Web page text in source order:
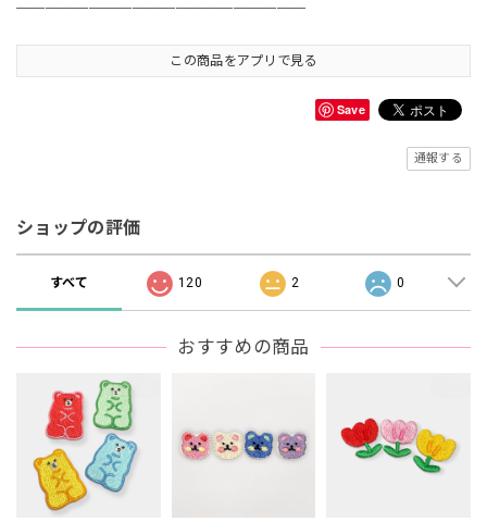
この商品をアプリで見る
Save
通報する
ショップの評価
すべて 120 2 0
おすすめの商品